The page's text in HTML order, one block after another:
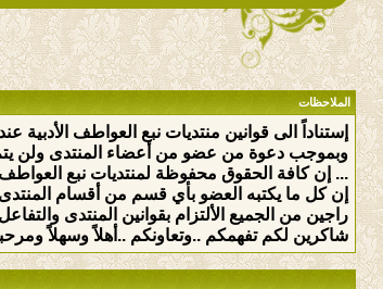
الملاحظات
إستناداً الى قوانين منتديات نبع العواطف
وبموجب دعوة من عضو من أعضاء المنتدى ولن
... إن كافة الحقوق محفوظة لمنتديات نبع العواطف
إن كل ما يكتبه العضو بأي قسم من أقسام المنتدى
راجين من الجميع الألتزام بقوانين المنتدى
شاكرين لكم تفهمكم ..وتعاونكم ..أهلاً وسهلاً